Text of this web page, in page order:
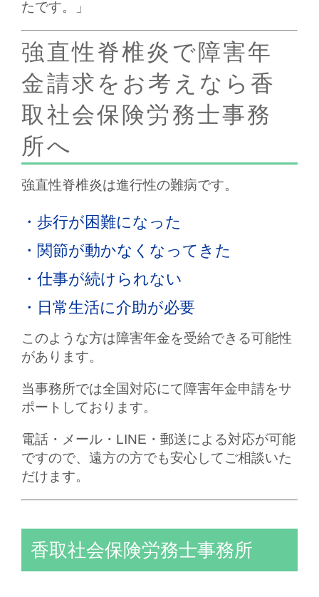
たです。」
強直性脊椎炎で障害年
金請求をお考えなら香
取社会保険労務士事務
所へ
強直性脊椎炎は進行性の難病です。
・歩行が困難になった
・関節が動かなくなってきた
・仕事が続けられない
・日常生活に介助が必要
このような方は障害年金を受給できる可能性
があります。
当事務所では全国対応にて障害年金申請をサ
ポートしております。
電話・メール・LINE・郵送による対応が可能
ですので、遠方の方でも安心してご相談いた
だけます。
香取社会保険労務士事務所